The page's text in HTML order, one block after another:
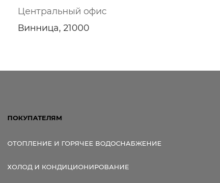
Центральный офис
Винница, 21000
ПОКУПАТЕЛЯМ
ОТОПЛЕНИЕ И ГОРЯЧЕЕ ВОДОСНАБЖЕНИЕ
ХОЛОД И КОНДИЦИОНИРОВАНИЕ